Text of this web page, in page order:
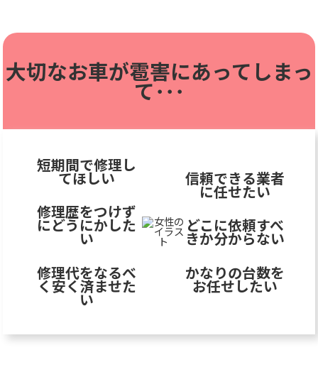
大切なお車が雹害にあってしまっ
て･･･
短期間で修理し
てほしい
修理歴をつけず
にどうにかした
い
修理代をなるべ
く安く済ませた
い
信頼できる業者
に任せたい
どこに依頼すべ
きか分からない
かなりの台数を
お任せしたい